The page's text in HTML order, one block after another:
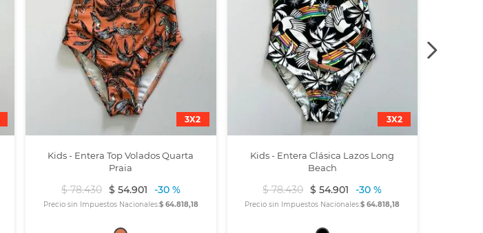
3X2
Kids - Entera Top Volados Quarta
Praia
$ 78.430 $ 54.901 -30 %
Precio sin Impuestos Nacionales:$ 64.818,18
3X2
Kids - Entera Clásica Lazos Long
Beach
$ 78.430 $ 54.901 -30 %
Precio sin Impuestos Nacionales:$ 64.818,18